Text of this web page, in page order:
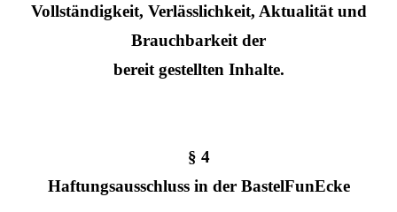
Vollständigkeit, Verlässlichkeit, Aktualität und
Brauchbarkeit der
bereit gestellten Inhalte.
§ 4
Haftungsausschluss in der BastelFunEcke